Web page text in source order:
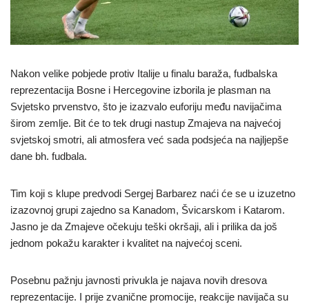
Nakon velike pobjede protiv Italije u finalu baraža, fudbalska
reprezentacija Bosne i Hercegovine izborila je plasman na
Svjetsko prvenstvo, što je izazvalo euforiju među navijačima
širom zemlje. Bit će to tek drugi nastup Zmajeva na najvećoj
svjetskoj smotri, ali atmosfera već sada podsjeća na najljepše
dane bh. fudbala.
Tim koji s klupe predvodi Sergej Barbarez naći će se u izuzetno
izazovnoj grupi zajedno sa Kanadom, Švicarskom i Katarom.
Jasno je da Zmajeve očekuju teški okršaji, ali i prilika da još
jednom pokažu karakter i kvalitet na najvećoj sceni.
Posebnu pažnju javnosti privukla je najava novih dresova
reprezentacije. I prije zvanične promocije, reakcije navijača su